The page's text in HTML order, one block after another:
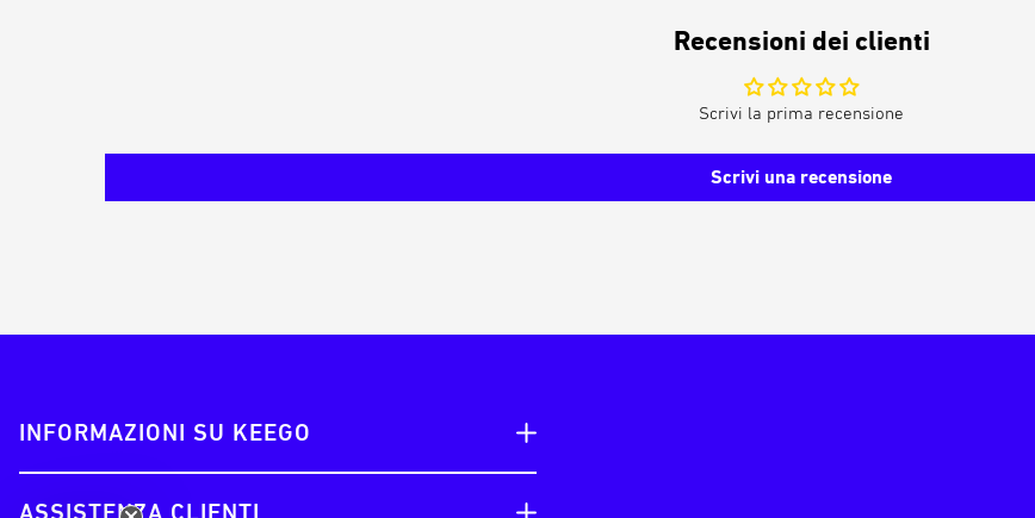
Recensioni dei clienti
Scrivi la prima recensione
Scrivi una recensione
INFORMAZIONI SU KEEGO
ASSISTENZA CLIENTI